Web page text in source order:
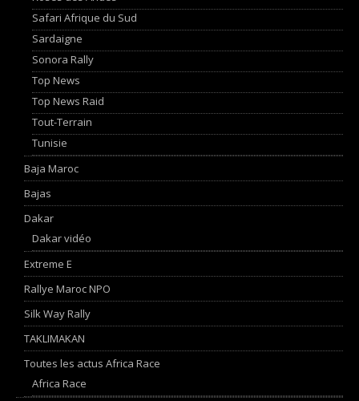
Safari Afrique du Sud
Sardaigne
Sonora Rally
Top News
Top News Raid
Tout-Terrain
Tunisie
Baja Maroc
Bajas
Dakar
Dakar vidéo
Extreme E
Rallye Maroc NPO
Silk Way Rally
TAKLIMAKAN
Toutes les actus Africa Race
Africa Race